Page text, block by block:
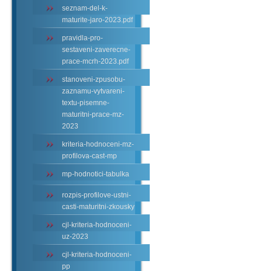
seznam-del-k-
maturite-jaro-2023.pdf
pravidla-pro-
sestaveni-zaverecne-
prace-mcrh-2023.pdf
stanoveni-zpusobu-
zaznamu-vytvareni-
textu-pisemne-
maturitni-prace-mz-
2023
kriteria-hodnoceni-mz-
profilova-cast-mp
mp-hodnotici-tabulka
rozpis-profilove-ustni-
casti-maturitni-zkousky
cjl-kriteria-hodnoceni-
uz-2023
cjl-kriteria-hodnoceni-
pp